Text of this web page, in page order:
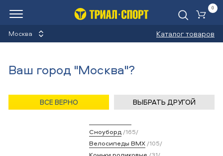
Москва Каталог товаров
0
Категории Велосипеды/537/
Сноуборд /165/
Велосипеды BMX /105/
Ваш город "Москва"?
ВСЕ ВЕРНО ВЫБРАТЬ ДРУГОЙ